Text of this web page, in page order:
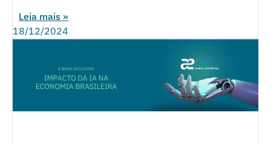
Leia mais »
18/12/2024